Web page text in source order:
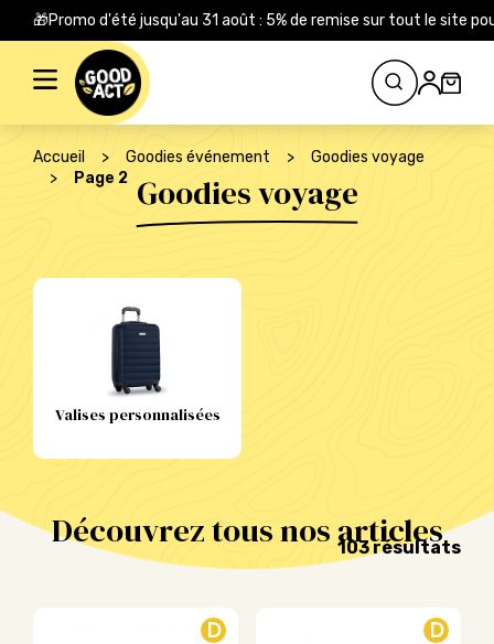
🎁Promo d'été jusqu'au 31 août : 5% de remise sur tout le site
Rechercher :
Accueil > Goodies événement >
Goodies voyage
>
Page 2 Goodies voyage
Valises personnalisées
Découvrez tous nos articles
103 résultats
D D